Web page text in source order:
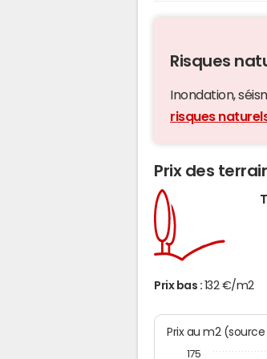
Risques
Inondation,
risques
Prix des
Prix bas : 132 €/m2
Prix au m2
175